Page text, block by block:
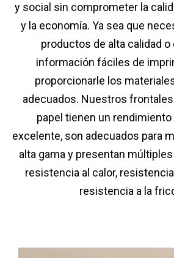
y social sin comprometer la
y la economía. Ya sea que
productos de alta calidad
información fáciles de
proporcionarle los
adecuados. Nuestros
papel tienen un
excelente, son adecuados para
alta gama y presentan
resistencia al calor,
resistencia a la